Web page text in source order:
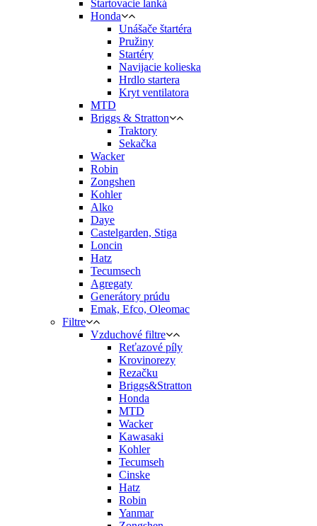
Štartovacie lanká
Honda
Unášače štartéra
Pružiny
Startéry
Navijacie kolieska
Hrdlo startera
Kryt ventilatora
MTD
Briggs & Stratton
Traktory
Sekačka
Wacker
Robin
Zongshen
Kohler
Alko
Daye
Castelgarden, Stiga
Loncin
Hatz
Tecumsech
Agregaty
Generátory prúdu
Emak, Efco, Oleomac
Filtre
Vzduchové filtre
Reťazové píly
Krovinorezy
Rezačku
Briggs&Stratton
Honda
MTD
Wacker
Kawasaki
Kohler
Tecumseh
Cinske
Hatz
Robin
Yanmar